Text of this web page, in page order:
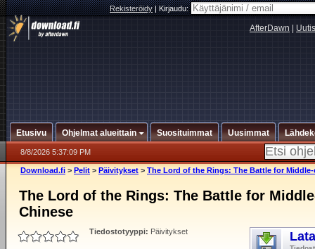
Rekisteröidy|Kirjaudu:
AfterDawn
Etusivu Ohjelmat alueittain Suosituimmat Uusimmat
8/8/2026 5:37:09 PM
Download.fi > Pelit > Päivitykset > The Lord of the Rings: The Battle for Middle-
The Lord of the Rings: The Battle for
Chinese
Tiedostotyyppi: Päivitykset